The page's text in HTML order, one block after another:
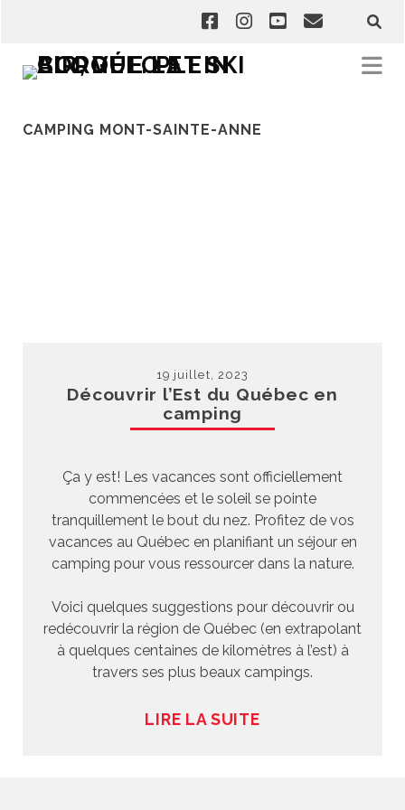
CAMPING MONT-SAINTE-ANNE
19 juillet, 2023
Découvrir l’Est du Québec en
camping
Ça y est! Les vacances sont officiellement
commencées et le soleil se pointe
tranquillement le bout du nez. Profitez de vos
vacances au Québec en planifiant un séjour en
camping pour vous ressourcer dans la nature.
Voici quelques suggestions pour découvrir ou
redécouvrir la région de Québec (en extrapolant
à quelques centaines de kilomètres à l’est) à
travers ses plus beaux campings.
LIRE LA SUITE